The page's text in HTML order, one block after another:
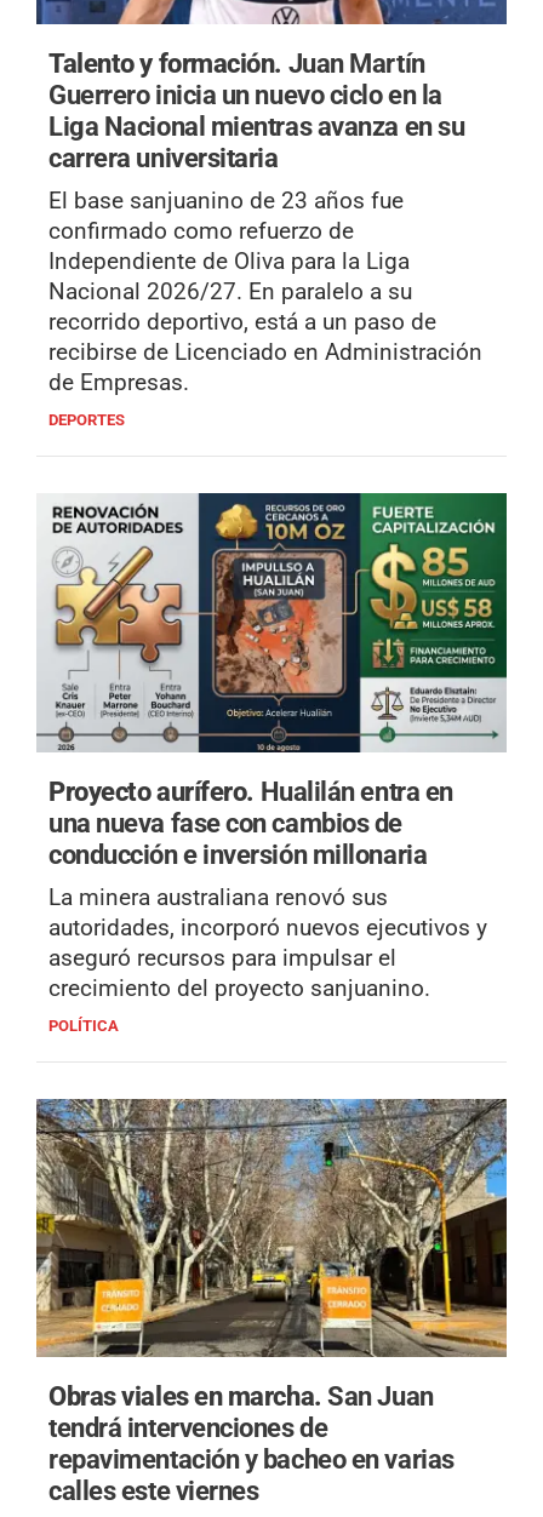
Talento y formación. Juan Martín
Guerrero inicia un nuevo ciclo en la
Liga Nacional mientras avanza en su
carrera universitaria
El base sanjuanino de 23 años fue
confirmado como refuerzo de
Independiente de Oliva para la Liga
Nacional 2026/27. En paralelo a su
recorrido deportivo, está a un paso de
recibirse de Licenciado en Administración
de Empresas.
DEPORTES
Proyecto aurífero. Hualilán entra en
una nueva fase con cambios de
conducción e inversión millonaria
La minera australiana renovó sus
autoridades, incorporó nuevos ejecutivos y
aseguró recursos para impulsar el
crecimiento del proyecto sanjuanino.
POLÍTICA
Obras viales en marcha.San Juan
tendrá intervenciones de
repavimentación y bacheo en varias
calles este viernes